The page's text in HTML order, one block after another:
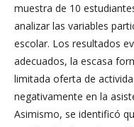
muestra de 10
analizar las variables
escolar. Los resultados
adecuados, la escasa
limitada oferta de
negativamente en la
Asimismo, se identificó